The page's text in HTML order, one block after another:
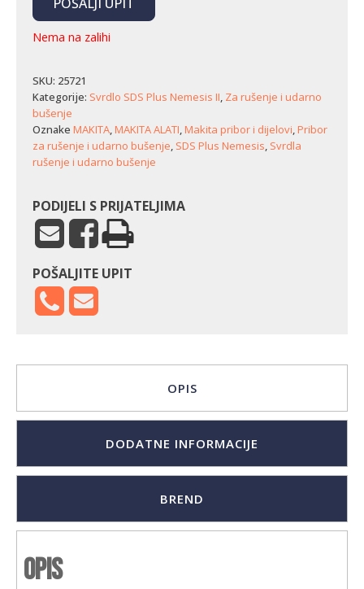
Nema na zalihi
SKU: 25721
Kategorije: Svrdlo SDS Plus Nemesis II, Za rušenje i udarno
bušenje
Oznake MAKITA,MAKITA ALATI,Makita pribor i dijelovi,Pribor
za rušenje i udarno bušenje, SDS Plus Nemesis, Svrdla
rušenje i udarno bušenje
PODIJELI S PRIJATELJIMA
POŠALJITE UPIT
OPIS
DODATNE INFORMACIJE
BREND
Opis